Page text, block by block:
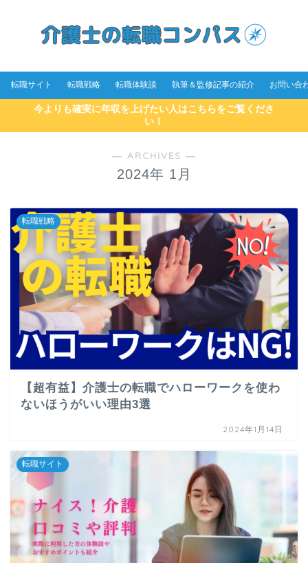
転職サイト 転職戦略 転職体験談 執筆＆監修記事の紹介 お問い合
今よりも確実に年収を上げたい人はこちらをご覧くださ
い！
― ARCHIVES ―
2024年 1月
転職戦略
【超有益】介護士の転職でハローワークを使わ
ないほうがいい理由3選
2024年1月14日
転職サイト